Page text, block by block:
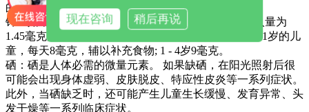
的孩子每天应该摄入12毫克的铁。
锌：如果母乳喂养，6个月以下儿童每日锌的推荐摄入量为
1.45毫克; 人工喂养婴儿的摄入量应相应增加; 6个月至1岁的儿
童，每天8毫克，辅以补充食物; 1 - 4岁9毫克。
硒：硒是人体必需的微量元素。 如果缺硒，在阳光照射后很
可能会出现身体虚弱、皮肤脱皮、特应性皮炎等一系列症状。
此外，当硒缺乏时，还可能产生儿童生长缓慢、发育异常、头
发干燥等一系列临床症状。
现在咨询 稍后再说